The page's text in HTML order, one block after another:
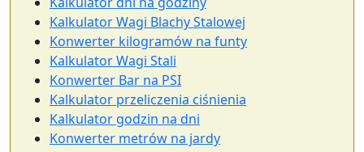
Kalkulator Wagi Blachy Stalowej
Konwerter kilogramów na funty
Kalkulator Wagi Stali
Konwerter Bar na PSI
Kalkulator przeliczenia ciśnienia
Kalkulator godzin na dni
Konwerter metrów na jardy